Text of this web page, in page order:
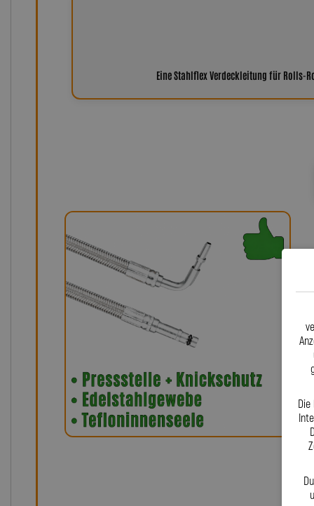
Eine Stahlflex Verdeckleitung für Rolls-